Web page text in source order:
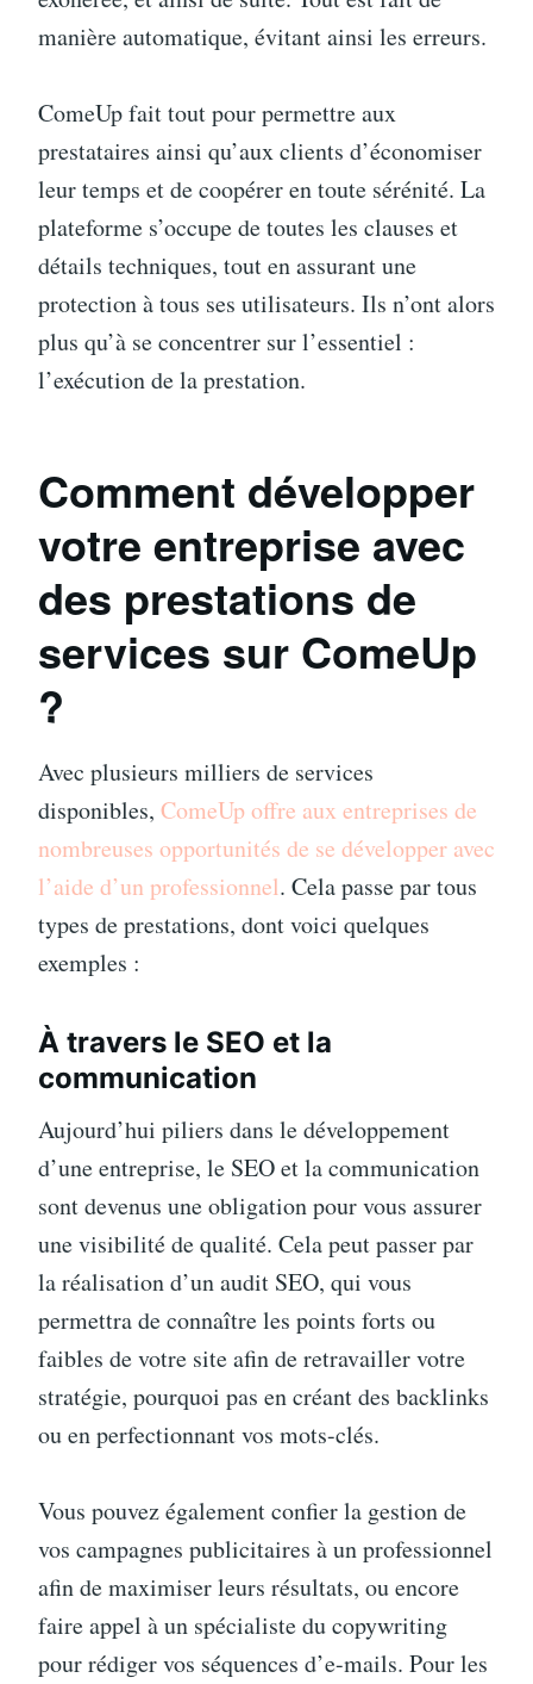
manière automatique, évitant ainsi les erreurs.
ComeUp fait tout pour permettre aux
prestataires ainsi qu’aux clients d’économiser
leur temps et de coopérer en toute sérénité. La
plateforme s’occupe de toutes les clauses et
détails techniques, tout en assurant une
protection à tous ses utilisateurs. Ils n’ont alors
plus qu’à se concentrer sur l’essentiel :
l’exécution de la prestation.
Comment développer
votre entreprise avec
des prestations de
services sur ComeUp
?
Avec plusieurs milliers de services
disponibles, ComeUp offre aux entreprises de
nombreuses opportunités de se développer avec
l’aide d’un professionnel. Cela passe par tous
types de prestations, dont voici quelques
exemples :
À travers le SEO et la
communication
Aujourd’hui piliers dans le développement
d’une entreprise, le SEO et la communication
sont devenus une obligation pour vous assurer
une visibilité de qualité. Cela peut passer par
la réalisation d’un audit SEO, qui vous
permettra de connaître les points forts ou
faibles de votre site afin de retravailler votre
stratégie, pourquoi pas en créant des backlinks
ou en perfectionnant vos mots-clés.
Vous pouvez également confier la gestion de
vos campagnes publicitaires à un professionnel
afin de maximiser leurs résultats, ou encore
faire appel à un spécialiste du copywriting
pour rédiger vos séquences d’e-mails. Pour les